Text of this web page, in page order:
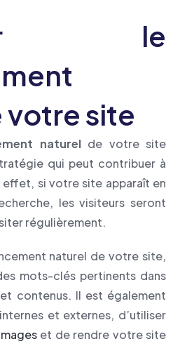
le
votre site
naturelde votre site
qui peut contribuer à
effet, si votre site apparaît en
les visiteurs seront
régulièrement.
naturel de votre site,
mots-clés pertinents dans
contenus. Il est également
et externes, d’utiliser
et de rendre votre site